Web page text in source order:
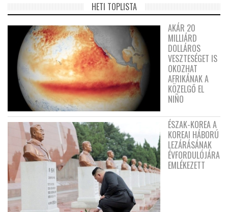
HETI TOPLISTA
AKÁR 20
MILLIÁRD
DOLLÁROS
VESZTESÉGET IS
OKOZHAT
AFRIKÁNAK A
KÖZELGŐ EL
NIÑO
ÉSZAK-KOREA A
KOREAI HÁBORÚ
LEZÁRÁSÁNAK
ÉVFORDULÓJÁRA
EMLÉKEZETT